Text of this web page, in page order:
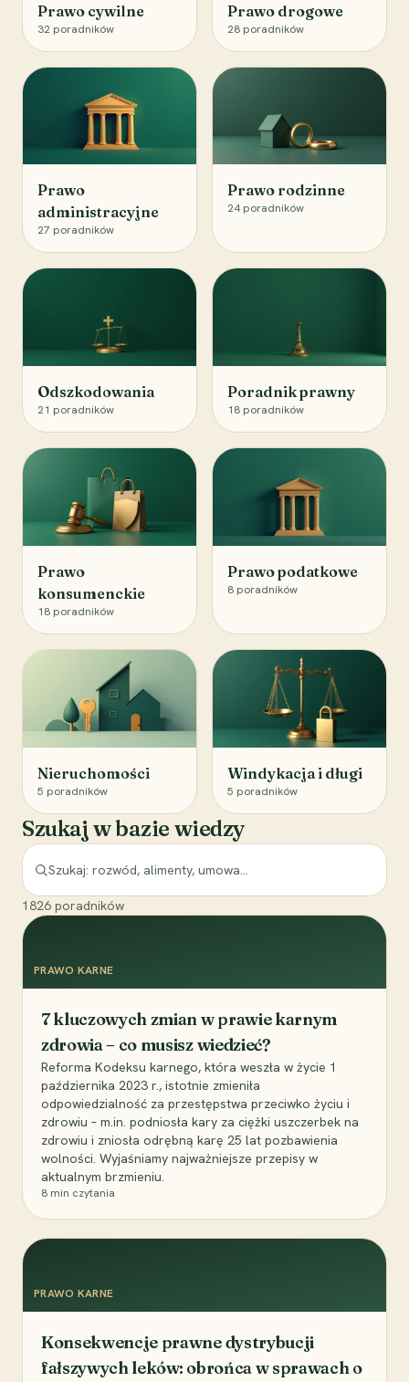
Prawo cywilne
32 poradników
Prawo drogowe
28 poradników
Prawo
administracyjne
27 poradników
Prawo rodzinne
24 poradników
Odszkodowania
21 poradników
Poradnik prawny
18 poradników
Prawo
konsumenckie
18 poradników
Prawo podatkowe
8 poradników
Nieruchomości
5 poradników
Windykacja i długi
5 poradników
Szukaj w bazie wiedzy
1826 poradników
PRAWO KARNE
7 kluczowych zmian w prawie karnym
zdrowia – co musisz wiedzieć?
Reforma Kodeksu karnego, która weszła w życie 1
października 2023 r., istotnie zmieniła
odpowiedzialność za przestępstwa przeciwko życiu i
zdrowiu – m.in. podniosła kary za ciężki uszczerbek na
zdrowiu i zniosła odrębną karę 25 lat pozbawienia
wolności. Wyjaśniamy najważniejsze przepisy w
aktualnym brzmieniu.
8 min czytania
PRAWO KARNE
Konsekwencje prawne dystrybucji
fałszywych leków: obrońca w sprawach o